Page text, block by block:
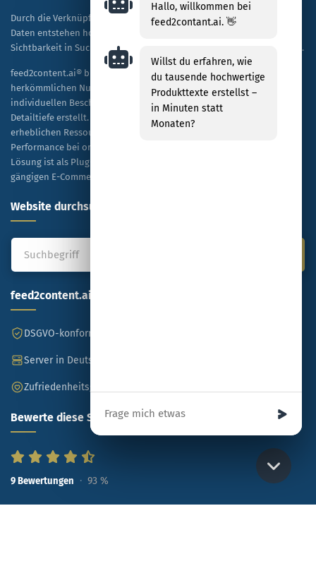
Durch die Verknüpfung von KI-Technologie mit spezifischen Shop-
Daten entstehen hochwertige, SEO-optimierte Texte, die sowohl die
Sichtbarkeit in Suchmaschinen als auch die Kaufbereitschaft steigern.
feed2content.ai® bietet eine skalierbare Alternative zur
herkömmlichen Nutzung von ChatGPT, indem es Tausende von
individuellen Beschreibungen kosteneffizient und in hoher
Detailtiefe erstellt. Unternehmen profitieren dabei von einer
erheblichen Ressourceneinsparung sowie einer verbesserten
Performance bei organischen Rankings und bezahlten Anzeigen. Die
Lösung ist als Plug-and-Play-Modell konzipiert und mit allen
gängigen E-Commerce-Plattformen kompatibel.
Website durchsuchen
feed2content.ai
DSGVO-konform
Server in Deutschland
Zufriedenheitsgarantie
Bewerte diese Seite
9 Bewertungen 93 %
Hallo, willkommen bei
feed2contant.ai. 👋
Willst du erfahren, wie
du tausende hochwertige
Produkttexte erstellst –
in Minuten statt
Monaten?